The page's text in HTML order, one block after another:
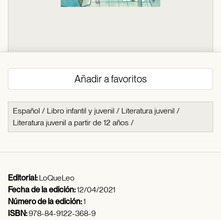
Añadir a favoritos
Español / Libro infantil y juvenil / Literatura juvenil /
Literatura juvenil a partir de 12 años /
Editorial:LoQueLeo
Fecha de la edición:12/04/2021
Número de la edición:1
ISBN:978-84-9122-368-9